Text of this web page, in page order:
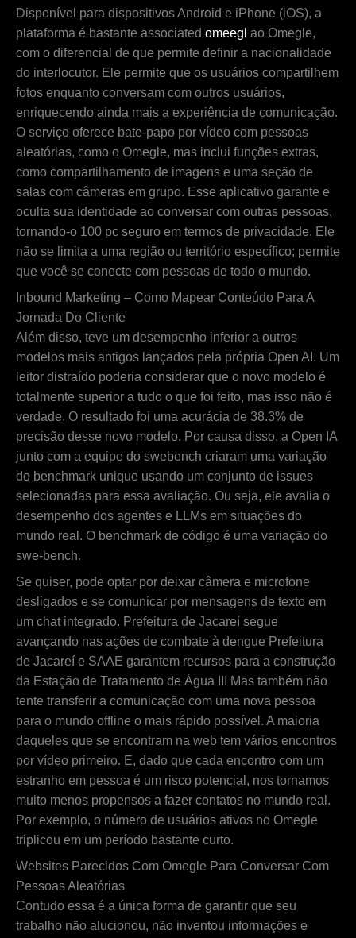
Disponível para dispositivos Android e iPhone (iOS), a
plataforma é bastante associated omeegl ao Omegle,
com o diferencial de que permite definir a nacionalidade
do interlocutor. Ele permite que os usuários compartilhem
fotos enquanto conversam com outros usuários,
enriquecendo ainda mais a experiência de comunicação.
O serviço oferece bate-papo por vídeo com pessoas
aleatórias, como o Omegle, mas inclui funções extras,
como compartilhamento de imagens e uma seção de
salas com câmeras em grupo. Esse aplicativo garante e
oculta sua identidade ao conversar com outras pessoas,
tornando-o 100 pc seguro em termos de privacidade. Ele
não se limita a uma região ou território específico; permite
que você se conecte com pessoas de todo o mundo.
Inbound Marketing – Como Mapear Conteúdo Para A
Jornada Do Cliente
Além disso, teve um desempenho inferior a outros
modelos mais antigos lançados pela própria Open AI. Um
leitor distraído poderia considerar que o novo modelo é
totalmente superior a tudo o que foi feito, mas isso não é
verdade. O resultado foi uma acurácia de 38.3% de
precisão desse novo modelo. Por causa disso, a Open IA
junto com a equipe do swebench criaram uma variação
do benchmark unique usando um conjunto de issues
selecionadas para essa avaliação. Ou seja, ele avalia o
desempenho dos agentes e LLMs em situações do
mundo real. O benchmark de código é uma variação do
swe-bench.
Se quiser, pode optar por deixar câmera e microfone
desligados e se comunicar por mensagens de texto em
um chat integrado. Prefeitura de Jacareí segue
avançando nas ações de combate à dengue Prefeitura
de Jacareí e SAAE garantem recursos para a construção
da Estação de Tratamento de Água III Mas também não
tente transferir a comunicação com uma nova pessoa
para o mundo offline o mais rápido possível. A maioria
daqueles que se encontram na web tem vários encontros
por vídeo primeiro. E, dado que cada encontro com um
estranho em pessoa é um risco potencial, nos tornamos
muito menos propensos a fazer contatos no mundo real.
Por exemplo, o número de usuários ativos no Omegle
triplicou em um período bastante curto.
Websites Parecidos Com Omegle Para Conversar Com
Pessoas Aleatórias
Contudo essa é a única forma de garantir que seu
trabalho não alucionou, não inventou informações e